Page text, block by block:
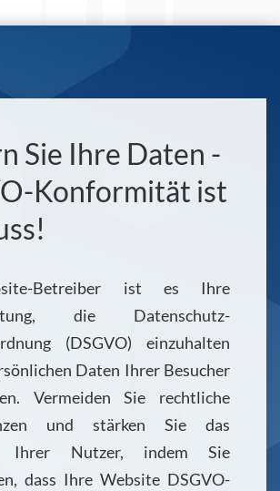
Sie Ihre Daten -
Konformität ist
Betreiber ist es Ihre
die Datenschutz-
(DSGVO) einzuhalten
Daten Ihrer Besucher
Vermeiden Sie rechtliche
und stärken Sie das
Ihrer Nutzer, indem Sie
dass Ihre Website DSGVO-